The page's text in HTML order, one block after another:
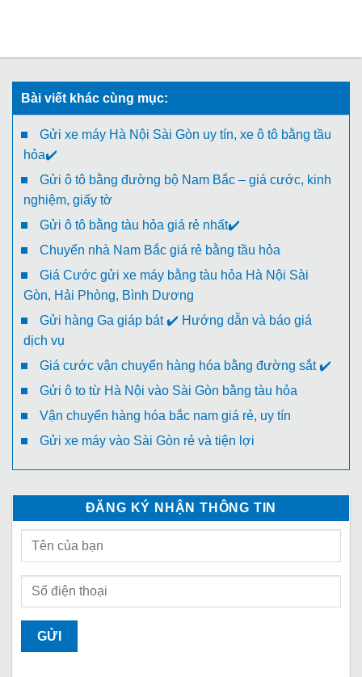
Bài viết khác cùng mục:
Gửi xe máy Hà Nội Sài Gòn uy tín, xe ô tô bằng tầu
hỏa✔️
Gửi ô tô bằng đường bộ Nam Bắc – giá cước, kinh
nghiệm, giấy tờ
Gửi ô tô bằng tàu hỏa giá rẻ nhất✔️
Chuyển nhà Nam Bắc giá rẻ bằng tầu hỏa
Giá Cước gửi xe máy bằng tàu hỏa Hà Nội Sài
Gòn, Hải Phòng, Bình Dương
Gửi hàng Ga giáp bát ✔️ Hướng dẫn và báo giá
dịch vụ
Giá cước vận chuyển hàng hóa bằng đường sắt ✔️
Gửi ô to từ Hà Nội vào Sài Gòn bằng tàu hỏa
Vận chuyển hàng hóa bắc nam giá rẻ, uy tín
Gửi xe máy vào Sài Gòn rẻ và tiện lợi
ĐĂNG KÝ NHẬN THÔNG TIN